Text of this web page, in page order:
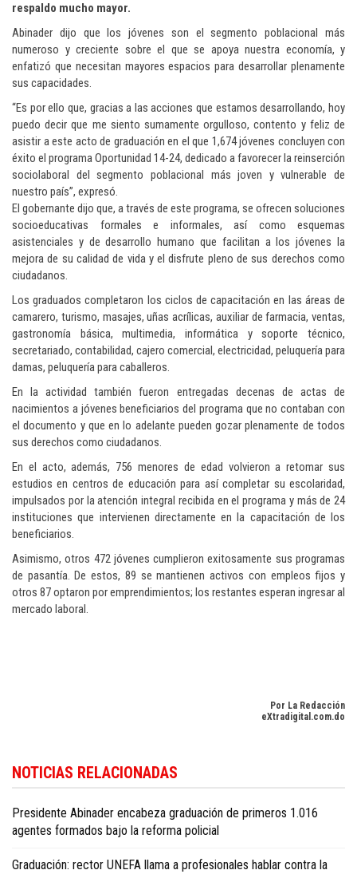
respaldo mucho mayor.
Abinader dijo que los jóvenes son el segmento poblacional más
numeroso y creciente sobre el que se apoya nuestra economía, y
enfatizó que necesitan mayores espacios para desarrollar plenamente
sus capacidades.
“Es por ello que, gracias a las acciones que estamos desarrollando, hoy
puedo decir que me siento sumamente orgulloso, contento y feliz de
asistir a este acto de graduación en el que 1,674 jóvenes concluyen con
éxito el programa Oportunidad 14-24, dedicado a favorecer la reinserción
sociolaboral del segmento poblacional más joven y vulnerable de
nuestro país”, expresó.
El gobernante dijo que, a través de este programa, se ofrecen soluciones
socioeducativas formales e informales, así como esquemas
asistenciales y de desarrollo humano que facilitan a los jóvenes la
mejora de su calidad de vida y el disfrute pleno de sus derechos como
ciudadanos.
Los graduados completaron los ciclos de capacitación en las áreas de
camarero, turismo, masajes, uñas acrílicas, auxiliar de farmacia, ventas,
gastronomía básica, multimedia, informática y soporte técnico,
secretariado, contabilidad, cajero comercial, electricidad, peluquería para
damas, peluquería para caballeros.
En la actividad también fueron entregadas decenas de actas de
nacimientos a jóvenes beneficiarios del programa que no contaban con
el documento y que en lo adelante pueden gozar plenamente de todos
sus derechos como ciudadanos.
En el acto, además, 756 menores de edad volvieron a retomar sus
estudios en centros de educación para así completar su escolaridad,
impulsados por la atención integral recibida en el programa y más de 24
instituciones que intervienen directamente en la capacitación de los
beneficiarios.
Asimismo, otros 472 jóvenes cumplieron exitosamente sus programas
de pasantía. De estos, 89 se mantienen activos con empleos fijos y
otros 87 optaron por emprendimientos; los restantes esperan ingresar al
mercado laboral.
Por La Redacción
eXtradigital.com.do
Republic news in English.
NOTICIAS RELACIONADAS
Presidente Abinader encabeza graduación de primeros 1.016
agentes formados bajo la reforma policial
Graduación: rector UNEFA llama a profesionales hablar contra la